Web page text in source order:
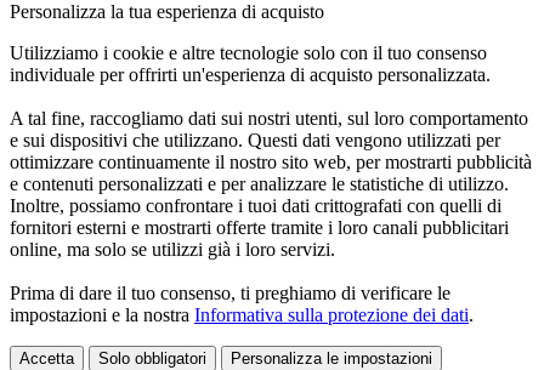
Personalizza la tua esperienza di acquisto
Utilizziamo i cookie e altre tecnologie solo con il tuo consenso
individuale per offrirti un'esperienza di acquisto personalizzata.
A tal fine, raccogliamo dati sui nostri utenti, sul loro comportamento
e sui dispositivi che utilizzano. Questi dati vengono utilizzati per
ottimizzare continuamente il nostro sito web, per mostrarti pubblicità
e contenuti personalizzati e per analizzare le statistiche di utilizzo.
Inoltre, possiamo confrontare i tuoi dati crittografati con quelli di
fornitori esterni e mostrarti offerte tramite i loro canali pubblicitari
online, ma solo se utilizzi già i loro servizi.
Prima di dare il tuo consenso, ti preghiamo di verificare le
impostazioni e la nostra Informativa sulla protezione dei dati.
Accetta Solo obbligatori Personalizza le impostazioni